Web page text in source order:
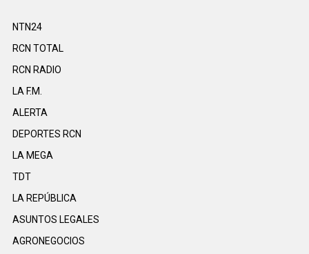
NTN24
RCN TOTAL
RCN RADIO
LA F.M.
ALERTA
DEPORTES RCN
LA MEGA
TDT
LA REPÚBLICA
ASUNTOS LEGALES
AGRONEGOCIOS